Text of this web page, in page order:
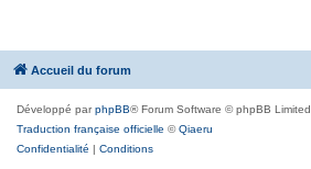
Accueil du forum
Développé parphpBB® Forum Software © phpBB Limited
Traduction française officielle ©Qiaeru
Confidentialité | Conditions